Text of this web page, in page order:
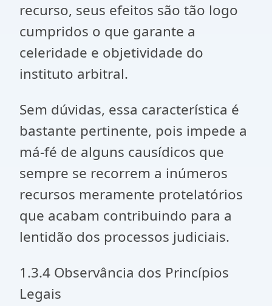
recurso, seus efeitos são tão logo
cumpridos o que garante a
celeridade e objetividade do
instituto arbitral.
Sem dúvidas, essa característica é
bastante pertinente, pois impede a
má-fé de alguns causídicos que
sempre se recorrem a inúmeros
recursos meramente protelatórios
que acabam contribuindo para a
lentidão dos processos judiciais.
1.3.4 Observância dos Princípios
Legais